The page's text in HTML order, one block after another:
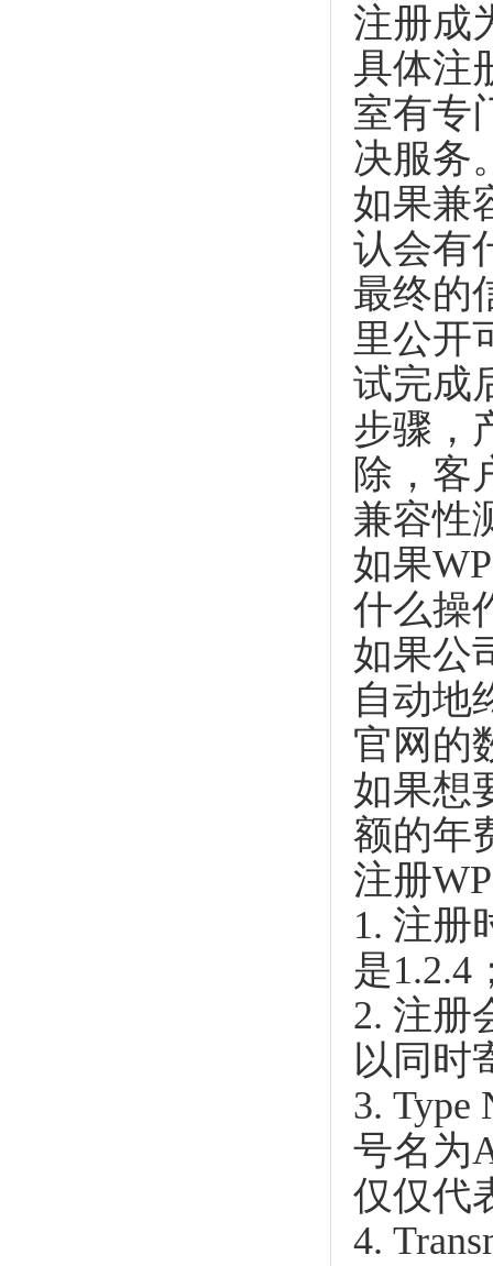
注册成
具体注
室有专
决服务
如果兼
认会有
最终的
里公开
试完成
步骤，
除，客
兼容性
如果
什么操
如果公
自动地
官网的
如果想
额的年
注册
1. 注册
是1.2.4
2. 注册
以同时
3.
号名为
仅仅代
4.